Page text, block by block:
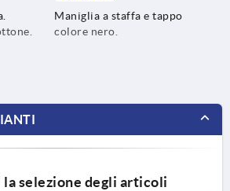
Maniglia a staffa e tappo
colore nero.
la selezione degli articoli